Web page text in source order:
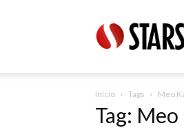
Online
Inicio Tags Meo
Tag: